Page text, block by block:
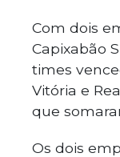
Com dois
Capixabão
times
Vitória e
que
Os dois